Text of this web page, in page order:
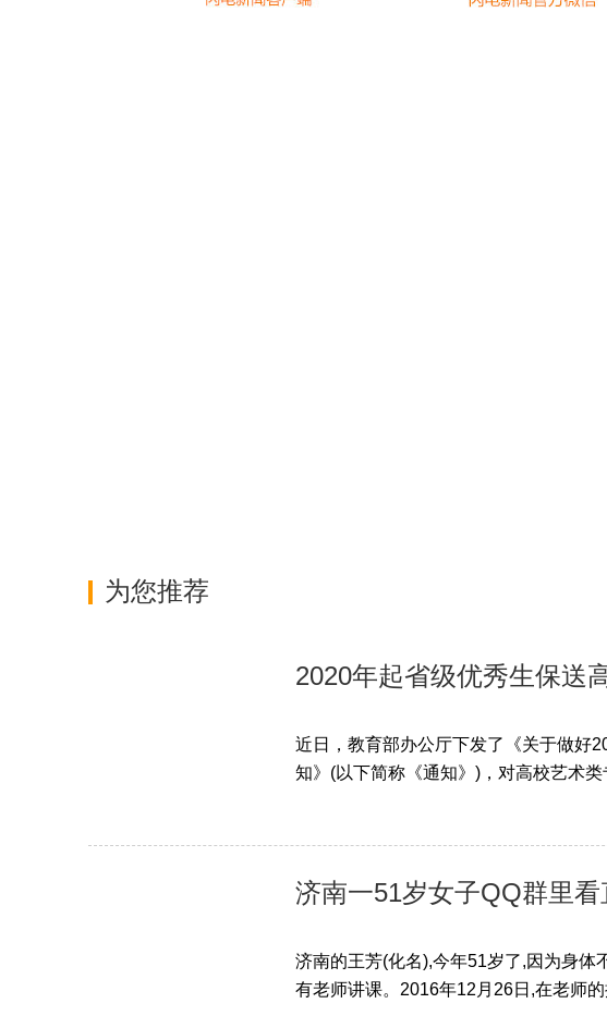
为您推荐
2020年起省级优秀生保送
近日，教育部办公厅下发了《关于做好
知》(以下简称《通知》)，对高校艺术
济南一51岁女子QQ群里看
济南的王芳(化名),今年51岁了,因为身体
有老师讲课。2016年12月26日,在老师